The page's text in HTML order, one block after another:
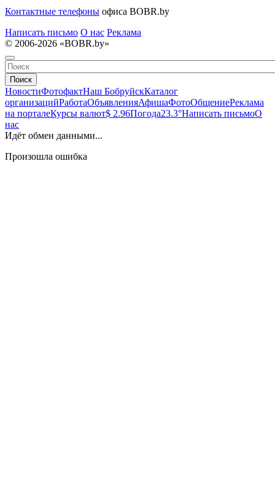
Контактные телефоны офиса BOBR.by
Написать письмо О нас Реклама
© 2006-2026 «BOBR.by»
Поиск
НовостиФотофактНаш БобруйскКаталог
организацийРаботаОбъявленияАфишаФотоОбщениеРеклама
на порталеКурсы валют$ 2.96Погода23.3°Написать письмоО
нас
Идёт обмен данными...
Произошла ошибка